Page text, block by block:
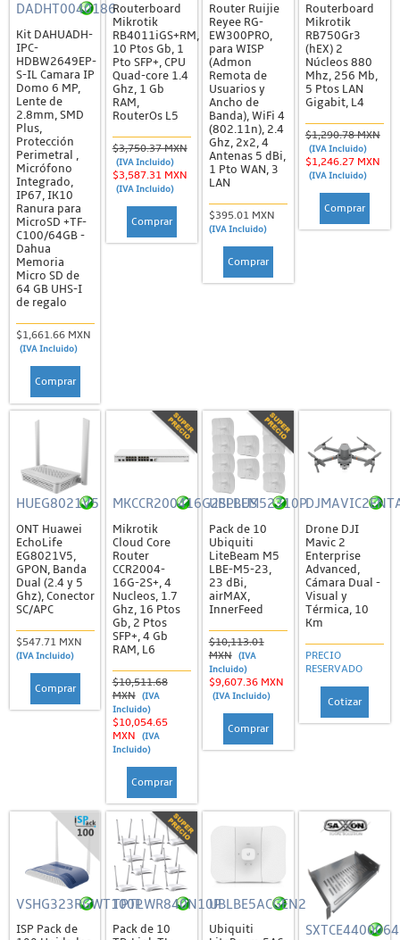
Herramientas
Patch Cords y Jumpers
Jumpers de RF
Patch Cords (UTP)
Racks, Gabinetes y Registros
Barras de Contactos (PDU)
Charolas
Gabinetes
Montajes, Brackes y Accesorios
Organizadores
Paneles de Parcheo
Registros
Tapas y Jacks
Tierras Físicas y Pararrayos
Kits de Pararrayos
Kits de Tierra Física
Otros Accesorios
Puntas de Pararrayos y Varillas
Torres, Mástiles y Accesorios
Componentes de Torre Arriostrada
Anclas, Retenida y Bridas
Bases, Copetes y Brazos
Tensores y Otros Herrajes
Tramos de Torre
Herramientas
Kits de Torres y Mástiles
Lámparas de Obstrucción
Mástiles y Accesorios
DADHT0040186
Kit DAHUADH-
IPC-
HDBW2649EP-
S-IL Camara IP
Domo 6 MP,
Lente de
2.8mm, SMD
Plus,
Protección
Perimetral ,
Micrófono
Integrado,
IP67, IK10
Ranura para
MicroSD +TF-
C100/64GB -
Dahua
Memoria
Micro SD de
64 GB UHS-I
de regalo
$1,661.66 MXN
(IVA Incluido)
Comprar
Routerboard
Mikrotik
RB4011iGS+RM,
10 Ptos Gb, 1
Pto SFP+, CPU
Quad-core 1.4
Ghz, 1 Gb
RAM,
RouterOs L5
$3,750.37 MXN
(IVA Incluido)
$3,587.31 MXN
(IVA Incluido)
Comprar
Router Ruijie
Reyee RG-
EW300PRO,
para WISP
(Admon
Remota de
Usuarios y
Ancho de
Banda), WiFi 4
(802.11n), 2.4
Ghz, 2x2, 4
Antenas 5 dBi,
1 Pto WAN, 3
LAN
$395.01 MXN
(IVA Incluido)
Comprar
Routerboard
Mikrotik
RB750Gr3
(hEX) 2
Núcleos 880
Mhz, 256 Mb,
5 Ptos LAN
Gigabit, L4
$1,290.78 MXN
(IVA Incluido)
$1,246.27 MXN
(IVA Incluido)
Comprar
HUEG8021V5
ONT Huawei
EchoLife
EG8021V5,
GPON, Banda
Dual (2.4 y 5
Ghz), Conector
SC/APC
$547.71 MXN
(IVA Incluido)
Comprar
MKCCR200416G2SPLUS
Mikrotik
Cloud Core
Router
CCR2004-
16G-2S+, 4
Nucleos, 1.7
Ghz, 16 Ptos
Gb, 2 Ptos
SFP+, 4 Gb
RAM, L6
$10,511.68
MXN
(IVA
Incluido)
$10,054.65
MXN
(IVA
Incluido)
Comprar
UBLBEM52310P
Pack de 10
Ubiquiti
LiteBeam M5
LBE-M5-23,
23 dBi,
airMAX,
InnerFeed
$10,113.01
MXN
(IVA
Incluido)
$9,607.36 MXN
(IVA Incluido)
Comprar
Drone DJI
Mavic 2
Enterprise
Advanced,
Cámara Dual -
Visual y
Térmica, 10
Km
PRECIO
RESERVADO
Cotizar
VSHG323RGWT100P
ISP Pack de
TPTLWR840N10P
Pack de 10
UBLBE5ACGEN2
Ubiquiti
SXTCE4400064